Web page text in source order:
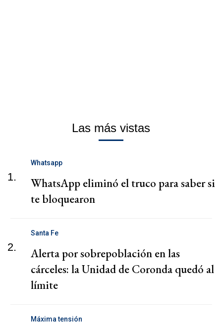
Las más vistas
1.
Whatsapp
WhatsApp eliminó el truco para saber si
te bloquearon
2.
Santa Fe
Alerta por sobrepoblación en las
cárceles: la Unidad de Coronda quedó al
límite
Máxima tensión